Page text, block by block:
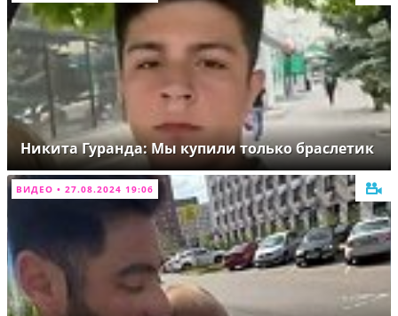
Никита Гуранда: Мы купили только браслетик
ВИДЕО • 27.08.2024 19:06